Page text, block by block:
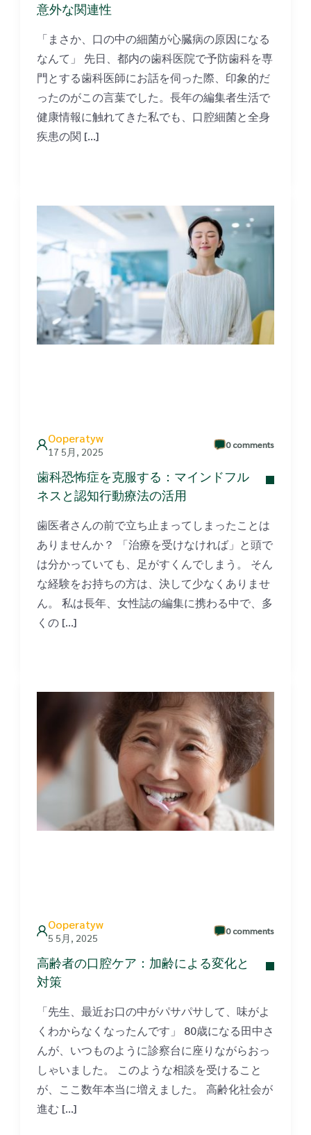
意外な関連性
「まさか、口の中の細菌が心臓病の原因になる
なんて」 先日、都内の歯科医院で予防歯科を専
門とする歯科医師にお話を伺った際、印象的だ
ったのがこの言葉でした。長年の編集者生活で
健康情報に触れてきた私でも、口腔細菌と全身
疾患の関 […]
Ooperatyw
17 5月, 2025
0 comments
歯科恐怖症を克服する：マインドフル
ネスと認知行動療法の活用
歯医者さんの前で立ち止まってしまったことは
ありませんか？ 「治療を受けなければ」と頭で
は分かっていても、足がすくんでしまう。 そん
な経験をお持ちの方は、決して少なくありませ
ん。 私は長年、女性誌の編集に携わる中で、多
くの […]
Ooperatyw
5 5月, 2025
0 comments
高齢者の口腔ケア：加齢による変化と
対策
「先生、最近お口の中がパサパサして、味がよ
くわからなくなったんです」 80歳になる田中さ
んが、いつものように診察台に座りながらおっ
しゃいました。 このような相談を受けること
が、ここ数年本当に増えました。 高齢化社会が
進む […]